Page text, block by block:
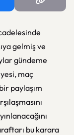
gelmiş ve
gündeme
maç
paylaşım
bu karara